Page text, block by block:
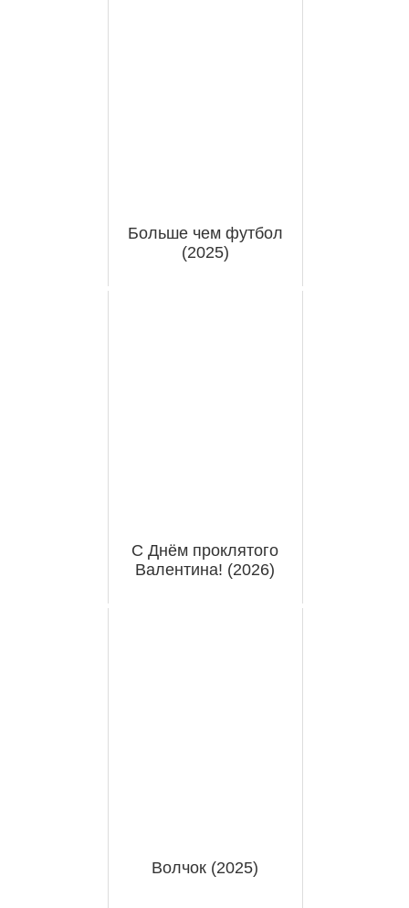
Больше чем футбол
(2025)
С Днём проклятого
Валентина! (2026)
Волчок (2025)